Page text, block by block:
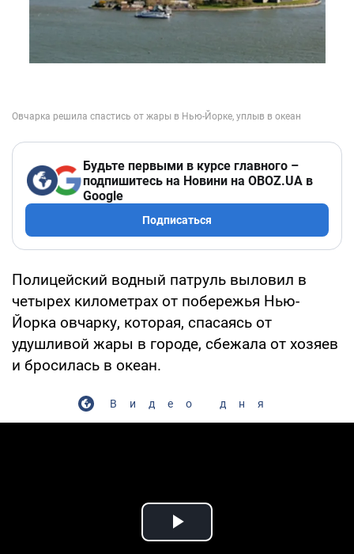
Будьте первыми в курсе главного –
подпишитесь на Новини на OBOZ.UA в
Google
Подписаться
Полицейский водный патруль выловил в
четырех километрах от побережья Нью-
Йорка овчарку, которая, спасаясь от
удушливой жары в городе, сбежала от хозяев
и бросилась в океан.
Видео дня
Play Video